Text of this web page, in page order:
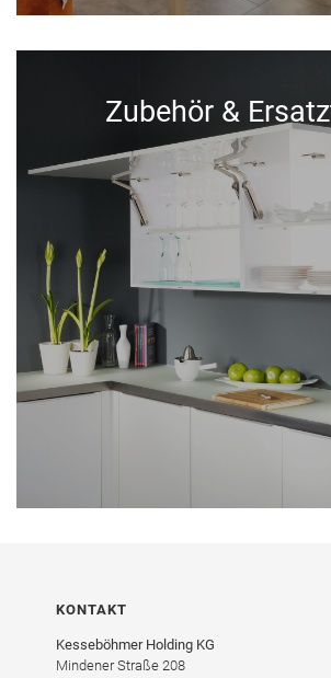
Zubehör &
KONTAKT
Kesseböhmer Holding KG
Mindener Straße 208